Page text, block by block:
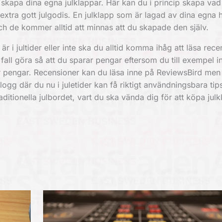
dina egna julklappar. Här kan du i princip skapa
gott julgodis. En julklapp som är lagad av dina egna
de kommer alltid att minnas att du skapade den själv.
i jultider eller inte ska du alltid komma ihåg att läsa
göra så att du sparar pengar eftersom du till exempel
Recensioner kan du läsa inne på ReviewsBird
där du nu i juletider kan få riktigt användningsbara
julbordet, vart du ska vända dig för att köpa